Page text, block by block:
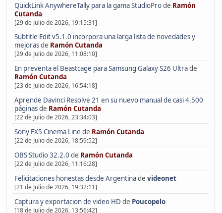
QuickLink AnywhereTally para la gama StudioProde Ramón
Cutanda
[29 de Julio de 2026, 19:15:31]
Subtitle Edit v5.1.0 incorpora una larga lista de novedades y
mejorasde Ramón Cutanda
[29 de Julio de 2026, 11:08:10]
En preventa el Beastcage para Samsung Galaxy S26 Ultrade
Ramón Cutanda
[23 de Julio de 2026, 16:54:18]
Aprende Davinci Resolve 21 en su nuevo manual de casi 4.500
páginasde Ramón Cutanda
[22 de Julio de 2026, 23:34:03]
Sony FX5 Cinema Line de Ramón Cutanda
[22 de Julio de 2026, 18:59:52]
OBS Studio 32.2.0 de Ramón Cutanda
[22 de Julio de 2026, 11:16:28]
Felicitaciones honestas desde Argentinade videonet
[21 de Julio de 2026, 19:32:11]
Captura y exportacion de video HD de Poucopelo
[18 de Julio de 2026, 13:56:42]